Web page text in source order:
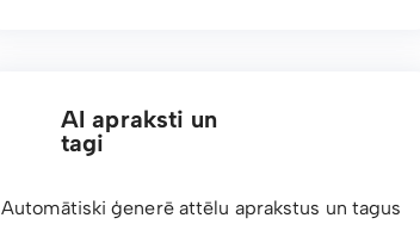
AI apraksti un
tagi
Automātiski ģenerē attēlu aprakstus un tagus